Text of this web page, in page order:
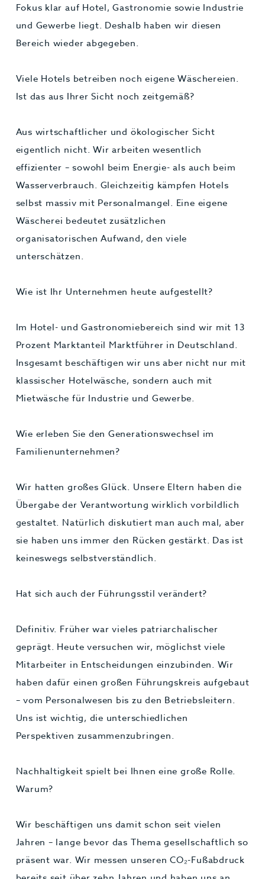
Fokus klar auf Hotel, Gastronomie sowie Industrie
und Gewerbe liegt. Deshalb haben wir diesen
Bereich wieder abgegeben.
Viele Hotels betreiben noch eigene Wäschereien.
Ist das aus Ihrer Sicht noch zeitgemäß?
Aus wirtschaftlicher und ökologischer Sicht
eigentlich nicht. Wir arbeiten wesentlich
effizienter – sowohl beim Energie- als auch beim
Wasserverbrauch. Gleichzeitig kämpfen Hotels
selbst massiv mit Personalmangel. Eine eigene
Wäscherei bedeutet zusätzlichen
organisatorischen Aufwand, den viele
unterschätzen.
Wie ist Ihr Unternehmen heute aufgestellt?
Im Hotel- und Gastronomiebereich sind wir mit 13
Prozent Marktanteil Marktführer in Deutschland.
Insgesamt beschäftigen wir uns aber nicht nur mit
klassischer Hotelwäsche, sondern auch mit
Mietwäsche für Industrie und Gewerbe.
Wie erleben Sie den Generationswechsel im
Familienunternehmen?
Wir hatten großes Glück. Unsere Eltern haben die
Übergabe der Verantwortung wirklich vorbildlich
gestaltet. Natürlich diskutiert man auch mal, aber
sie haben uns immer den Rücken gestärkt. Das ist
keineswegs selbstverständlich.
Hat sich auch der Führungsstil verändert?
Definitiv. Früher war vieles patriarchalischer
geprägt. Heute versuchen wir, möglichst viele
Mitarbeiter in Entscheidungen einzubinden. Wir
haben dafür einen großen Führungskreis aufgebaut
– vom Personalwesen bis zu den Betriebsleitern.
Uns ist wichtig, die unterschiedlichen
Perspektiven zusammenzubringen.
Nachhaltigkeit spielt bei Ihnen eine große Rolle.
Warum?
Wir beschäftigen uns damit schon seit vielen
Jahren – lange bevor das Thema gesellschaftlich so
präsent war. Wir messen unseren CO₂-Fußabdruck